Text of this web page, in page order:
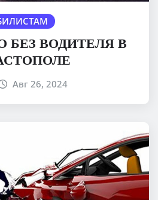
БЕЗ ВОДИТЕЛЯ В
Авг 26, 2024